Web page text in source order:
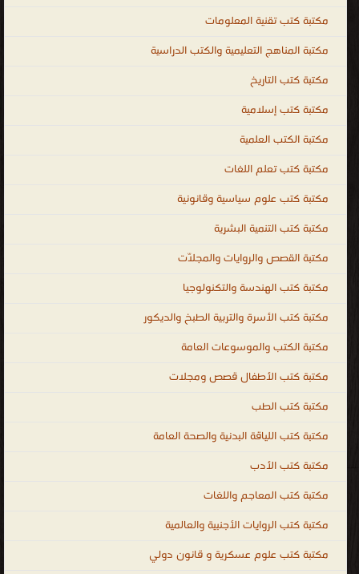
مختلف
المجالات
للمهتمين
لجميع
المجالات
التعليم
جميعهم
عليهم
السلام
الأساس
شتى
المجالات
يساعد
التعليم
الأفراد
مكتبة كتب تقنية المعلومات
مكتبة المناهج التعليمية والكتب الدراسية
مكتبة كتب التاريخ
مكتبة كتب إسلامية
مكتبة الكتب العلمية
مكتبة كتب تعلم اللغات
مكتبة كتب علوم سياسية وقانونية
مكتبة كتب التنمية البشرية
مكتبة القصص والروايات والمجلّات
مكتبة كتب الهندسة والتكنولوجيا
مكتبة كتب الأسرة والتربية الطبخ والديكور
مكتبة الكتب والموسوعات العامة
مكتبة كتب الأطفال قصص ومجلات
مكتبة كتب الطب
مكتبة كتب اللياقة البدنية والصحة العامة
مكتبة كتب الأدب
مكتبة كتب المعاجم واللغات
مكتبة كتب الروايات الأجنبية والعالمية
مكتبة كتب علوم عسكرية و قانون دولي